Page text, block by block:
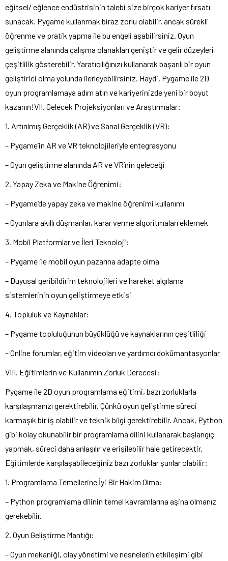
eğitsel/ eğlence endüstrisinin talebi size birçok kariyer fırsatı
sunacak. Pygame kullanmak biraz zorlu olabilir, ancak sürekli
öğrenme ve pratik yapma ile bu engeli aşabilirsiniz. Oyun
geliştirme alanında çalışma olanakları geniştir ve gelir düzeyleri
çeşitlilik gösterebilir. Yaratıcılığınızı kullanarak başarılı bir oyun
geliştirici olma yolunda ilerleyebilirsiniz. Haydi, Pygame ile 2D
oyun programlamaya adım atın ve kariyerinizde yeni bir boyut
kazanın!VII. Gelecek Projeksiyonları ve Araştırmalar:
1. Artırılmış Gerçeklik (AR) ve Sanal Gerçeklik (VR):
– Pygame’in AR ve VR teknolojileriyle entegrasyonu
– Oyun geliştirme alanında AR ve VR’nin geleceği
2. Yapay Zeka ve Makine Öğrenimi:
– Pygame’de yapay zeka ve makine öğrenimi kullanımı
– Oyunlara akıllı düşmanlar, karar verme algoritmaları eklemek
3. Mobil Platformlar ve İleri Teknoloji:
– Pygame ile mobil oyun pazarına adapte olma
– Duyusal geribildirim teknolojileri ve hareket algılama
sistemlerinin oyun geliştirmeye etkisi
4. Topluluk ve Kaynaklar:
– Pygame topluluğunun büyüklüğü ve kaynaklarının çeşitliliği
– Online forumlar, eğitim videoları ve yardımcı dokümantasyonlar
VIII. Eğitimlerin ve Kullanımın Zorluk Derecesi:
Pygame ile 2D oyun programlama eğitimi, bazı zorluklarla
karşılaşmanızı gerektirebilir. Çünkü oyun geliştirme süreci
karmaşık bir iş olabilir ve teknik bilgi gerektirebilir. Ancak, Python
gibi kolay okunabilir bir programlama dilini kullanarak başlangıç
yapmak, süreci daha anlaşılır ve erişilebilir hale getirecektir.
Eğitimlerde karşılaşabileceğiniz bazı zorluklar şunlar olabilir:
1. Programlama Temellerine İyi Bir Hakim Olma:
– Python programlama dilinin temel kavramlarına aşina olmanız
gerekebilir.
2. Oyun Geliştirme Mantığı:
– Oyun mekaniği, olay yönetimi ve nesnelerin etkileşimi gibi